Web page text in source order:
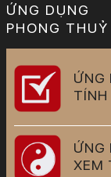
ỨNG DỤNG
PHONG
ỨNG
TÍNH
ỨNG
XEM